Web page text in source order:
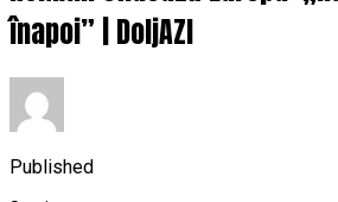
înapoi” | DoljAZI
Published